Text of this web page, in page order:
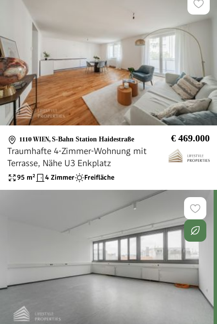
1110 WIEN, S-Bahn Station Haidestraße € 469.000
Traumhafte 4-Zimmer-Wohnung mit
Terrasse, Nähe U3 Enkplatz
95 m² 4 Zimmer Freifläche